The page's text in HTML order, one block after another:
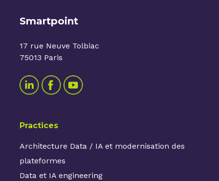
Smartpoint
17 rue Neuve Tolbiac
75013 Paris
Practices
Architecture Data / IA et modernisation des
plateformes
Data et IA engineering